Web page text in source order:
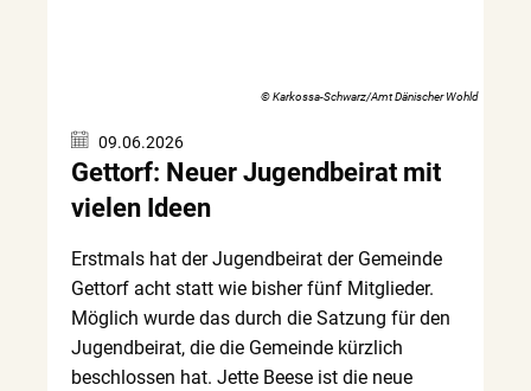
© Karkossa-Schwarz/Amt Dänischer Wohld
09.06.2026
Gettorf: Neuer Jugendbeirat mit
vielen Ideen
Erstmals hat der Jugendbeirat der Gemeinde
Gettorf acht statt wie bisher fünf Mitglieder.
Möglich wurde das durch die Satzung für den
Jugendbeirat, die die Gemeinde kürzlich
beschlossen hat. Jette Beese ist die neue